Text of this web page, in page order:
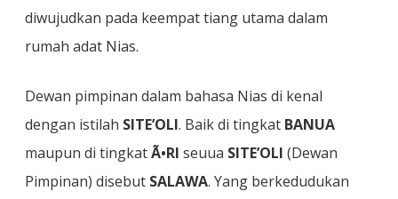
diwujudkan pada keempat tiang utama dalam
rumah adat Nias.
Dewan pimpinan dalam bahasa Nias di kenal
dengan istilah SITE’OLI. Baik di tingkat BANUA
maupun di tingkatÃ•RI seuua SITE’OLI (Dewan
Pimpinan) disebut SALAWA. Yang berkedudukan